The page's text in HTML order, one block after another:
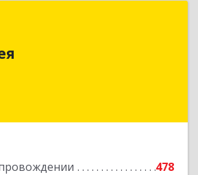
478
обл, Смоленск г, Раевского